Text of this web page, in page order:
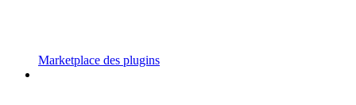
Marketplace des plugins